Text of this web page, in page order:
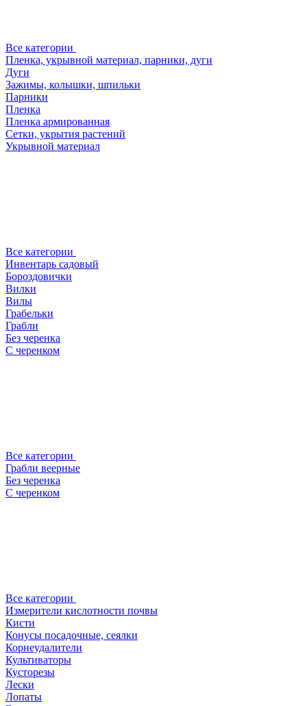
Все категории
Пленка, укрывной материал, парники, дуги
Дуги
Зажимы, колышки, шпильки
Парники
Пленка
Пленка армированная
Сетки, укрытия растений
Укрывной материал
Все категории
Инвентарь садовый
Бороздовички
Вилки
Вилы
Грабельки
Грабли
Без черенка
С черенком
Все категории
Грабли веерные
Без черенка
С черенком
Все категории
Измерители кислотности почвы
Кисти
Конусы посадочные, сеялки
Корнеудалители
Культиваторы
Кусторезы
Лески
Лопаты